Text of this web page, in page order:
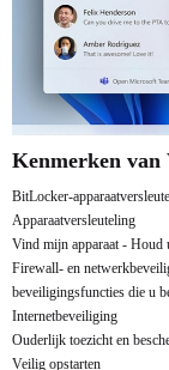
Kenmerken van
BitLocker-
Apparaatversleuteling
Vind mijn apparaat - Houd
Firewall- en
beveiligingsfuncties die u
Internetbeveiliging
Ouderlijk toezicht en
Veilig opstarten